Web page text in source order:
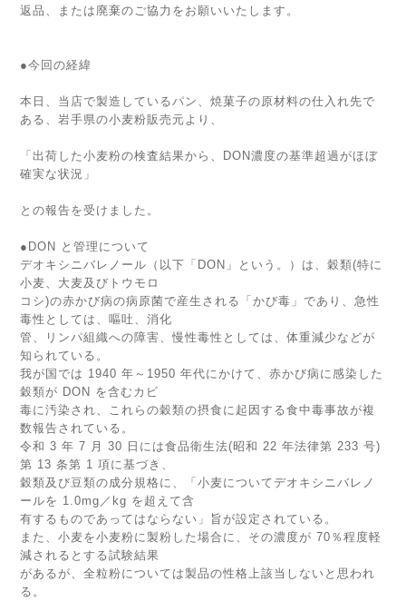
返品、または廃棄のご協力をお願いいたします。
●今回の経緯
本日、当店で製造しているパン、焼菓子の原材料の仕入れ先で
ある、岩手県の小麦粉販売元より、
「出荷した小麦粉の検査結果から、DON濃度の基準超過がほぼ
確実な状況」
との報告を受けました。
●DON と管理について
デオキシニバレノール（以下「DON」という。）は、穀類(特に
小麦、大麦及びトウモロ
コシ)の赤かび病の病原菌で産生される「かび毒」であり、急性
毒性としては、嘔吐、消化
管、リンパ組織への障害、慢性毒性としては、体重減少などが
知られている。
我が国では 1940 年～1950 年代にかけて、赤かび病に感染した
穀類が DON を含むカビ
毒に汚染され、これらの穀類の摂食に起因する食中毒事故が複
数報告されている。
令和 3 年 7 月 30 日には食品衛生法(昭和 22 年法律第 233 号)
第 13 条第 1 項に基づき、
穀類及び豆類の成分規格に、「小麦についてデオキシニバレノ
ールを 1.0mg／kg を超えて含
有するものであってはならない」旨が設定されている。
また、小麦を小麦粉に製粉した場合に、その濃度が 70％程度軽
減されるとする試験結果
があるが、全粒粉については製品の性格上該当しないと思われ
る。